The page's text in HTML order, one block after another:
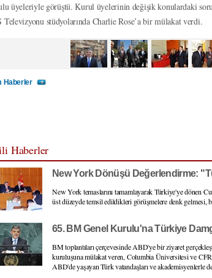
üyeleriyle görüştü. Kurul üyelerinin değişik konulardaki
Televizyonu stüdyolarında Charlie Rose’a bir mülakat verdi.
Haberler
Haberler
New York Dönüşü Değerlendirme:
New York temaslarını tamamlayarak Türkiye'ye dönen
üst düzeyde temsil edildikleri görüşmelere denk gelmesi,
65. BM Genel Kurulu'na Türkiye
BM toplantıları çerçevesinde ABD'ye bir ziyaret
kuruluşuna mülakat veren, Columbia Üniversitesi ve
ABD'de yaşayan Türk vatandaşları ve akademisyenlerle